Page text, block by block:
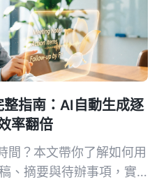
指南：AI自動生成逐
率翻倍
間？本文帶你了解如何用
、摘要與待辦事項，實